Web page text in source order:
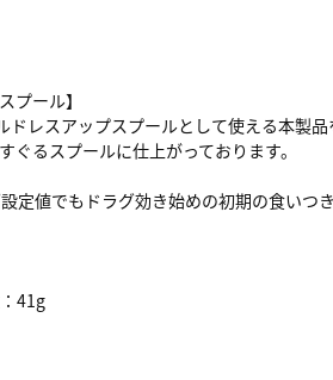
プール】
ドレスアップスプールとして使える本製
るスプールに仕上がっております。
定値でもドラグ効き始めの初期の食い
41g